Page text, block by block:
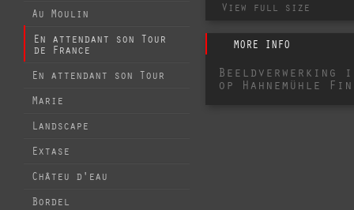
Au Moulin
En attendant son Tour
de France
En attendant son Tour
Marie
Landscape
Extase
Châteu d'eau
Bordel
View full size
MORE INFO
Beeldverwerking
op Hahnemühle